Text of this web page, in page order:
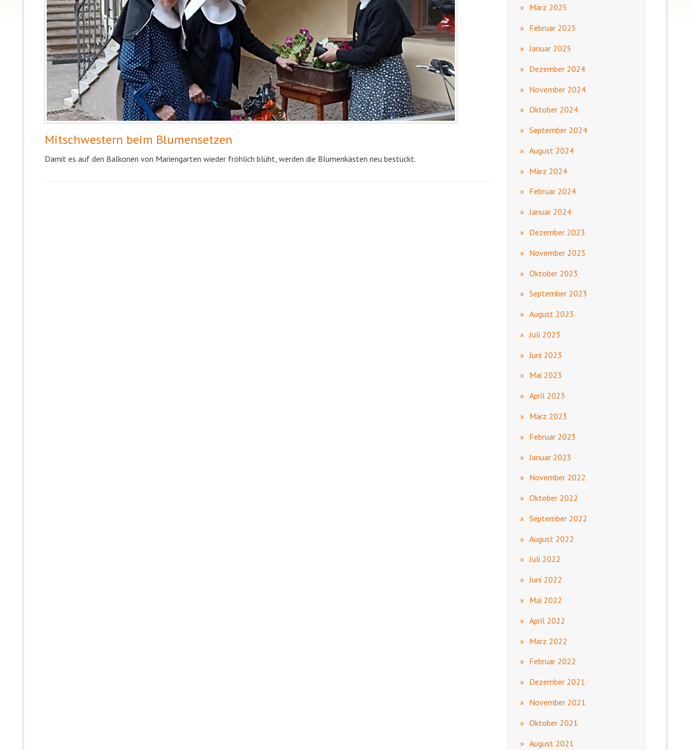
Mitschwestern beim Blumensetzen
Damit es auf den Balkonen von Mariengarten wieder fröhlich blüht, werden die Blumenkästen neu bestückt.
März 2025
Februar 2025
Januar 2025
Dezember 2024
November 2024
Oktober 2024
September 2024
August 2024
März 2024
Februar 2024
Januar 2024
Dezember 2023
November 2023
Oktober 2023
September 2023
August 2023
Juli 2023
Juni 2023
Mai 2023
April 2023
März 2023
Februar 2023
Januar 2023
November 2022
Oktober 2022
September 2022
August 2022
Juli 2022
Juni 2022
Mai 2022
April 2022
März 2022
Februar 2022
Dezember 2021
November 2021
Oktober 2021
August 2021